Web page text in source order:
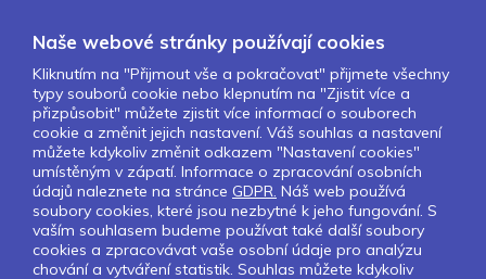
O nás Naše projekty
Pro školy
Partneři
Kontakty
GDPR
Nastavení cookies
Sledujte nás:
Naše webové stránky používají cookies
Kliknutím na "Přijmout vše a pokračovat" přijmete všechny
typy souborů cookie nebo klepnutím na "Zjistit více a
přizpůsobit" můžete zjistit více informací o souborech
cookie a změnit jejich nastavení. Váš souhlas a nastavení
můžete kdykoliv změnit odkazem "Nastavení cookies"
umístěným v zápatí. Informace o zpracování osobních
údajů naleznete na stránce GDPR. Náš web používá
soubory cookies, které jsou nezbytné k jeho fungování. S
vaším souhlasem budeme používat také další soubory
cookies a zpracovávat vaše osobní údaje pro analýzu
chování a vytváření statistik. Souhlas můžete kdykoliv